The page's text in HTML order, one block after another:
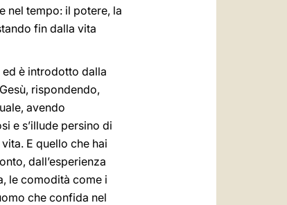
nel tempo: il potere, la
fin dalla vita
ed è introdotto dalla
rispondendo,
avendo
e s’illude persino di
E quello che hai
dall’esperienza
le comodità come i
che confida nel